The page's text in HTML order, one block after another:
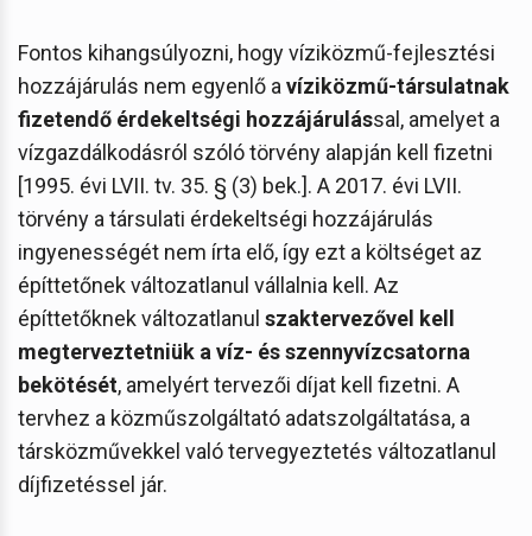
Fontos kihangsúlyozni, hogy víziközmű-fejlesztési
hozzájárulás nem egyenlő a víziközmű-társulatnak
fizetendő érdekeltségi hozzájárulással, amelyet a
vízgazdálkodásról szóló törvény alapján kell fizetni
[1995. évi LVII. tv. 35. § (3) bek.]. A 2017. évi LVII.
törvény a társulati érdekeltségi hozzájárulás
ingyenességét nem írta elő, így ezt a költséget az
építtetőnek változatlanul vállalnia kell. Az
építtetőknek változatlanul szaktervezővel kell
megterveztetniük a víz- és szennyvízcsatorna
bekötését, amelyért tervezői díjat kell fizetni. A
tervhez a közműszolgáltató adatszolgáltatása, a
társközművekkel való tervegyeztetés változatlanul
díjfizetéssel jár.